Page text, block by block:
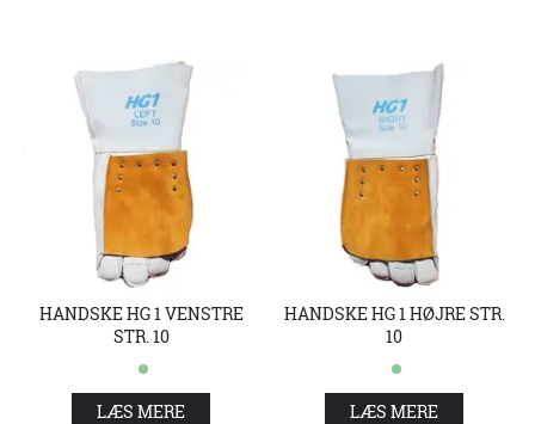
HANDSKE HG 1 VENSTRE
STR. 10
LÆS MERE
HANDSKE HG 1 HØJRE STR.
10
LÆS MERE